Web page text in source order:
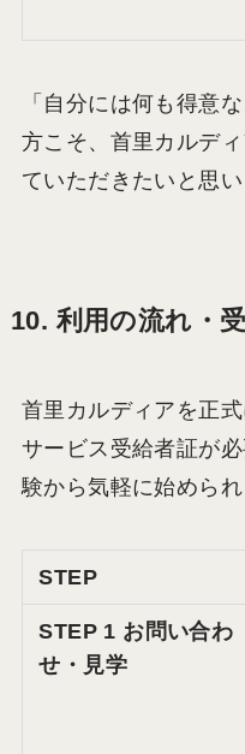
「自分には何も得意
方こそ、首里カルデ
ていただきたいと思い
10. 利用の流れ・
首里カルディアを正
サービス受給者証が
験から気軽に始められ
STEP
STEP 1 お問い合わ
せ・見学